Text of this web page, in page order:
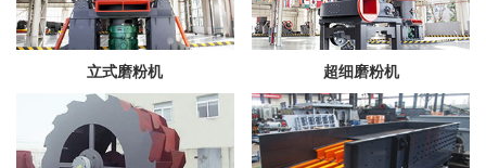
立式磨粉机 超细磨粉机